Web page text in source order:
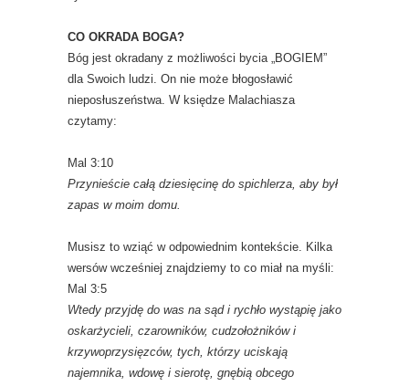
CO OKRADA BOGA?
Bóg jest okradany z możliwości bycia „BOGIEM”
dla Swoich ludzi. On nie może błogosławić
nieposłuszeństwa. W księdze Malachiasza
czytamy:
Mal 3:10
Przynieście całą dziesięcinę do spichlerza, aby był
zapas w moim domu.
Musisz to wziąć w odpowiednim kontekście. Kilka
wersów wcześniej znajdziemy to co miał na myśli:
Mal 3:5
Wtedy przyjdę do was na sąd i rychło wystąpię jako
oskarżycieli, czarowników, cudzołożników i
krzywoprzysięzców, tych, którzy uciskają
najemnika, wdowę i sierotę, gnębią obcego